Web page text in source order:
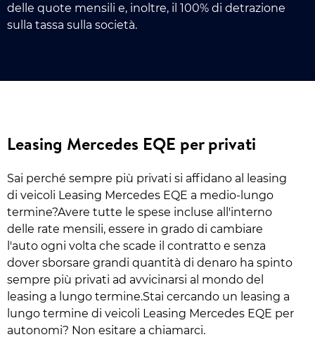
delle quote mensili e, inoltre, il 100% di detrazione
sulla tassa sulla società.
Leasing Mercedes EQE per privati
Sai perché sempre più privati si affidano al leasing
di veicoli Leasing Mercedes EQE a medio-lungo
termine?Avere tutte le spese incluse all'interno
delle rate mensili, essere in grado di cambiare
l'auto ogni volta che scade il contratto e senza
dover sborsare grandi quantità di denaro ha spinto
sempre più privati ad avvicinarsi al mondo del
leasing a lungo termine.Stai cercando un leasing a
lungo termine di veicoli Leasing Mercedes EQE per
autonomi? Non esitare a chiamarci.